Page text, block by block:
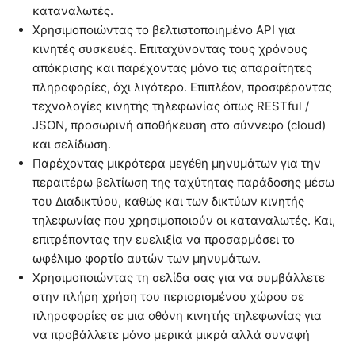
καταναλωτές.
Χρησιμοποιώντας το βελτιστοποιημένο API για
κινητές συσκευές. Επιταχύνοντας τους χρόνους
απόκρισης και παρέχοντας μόνο τις απαραίτητες
πληροφορίες, όχι λιγότερο. Επιπλέον, προσφέροντας
τεχνολογίες κινητής τηλεφωνίας όπως RESTful /
JSON, προσωρινή αποθήκευση στο σύννεφο (cloud)
και σελίδωση.
Παρέχοντας μικρότερα μεγέθη μηνυμάτων για την
περαιτέρω βελτίωση της ταχύτητας παράδοσης μέσω
του Διαδικτύου, καθώς και των δικτύων κινητής
τηλεφωνίας που χρησιμοποιούν οι καταναλωτές. Και,
επιτρέποντας την ευελιξία να προσαρμόσει το
ωφέλιμο φορτίο αυτών των μηνυμάτων.
Χρησιμοποιώντας τη σελίδα σας για να συμβάλλετε
στην πλήρη χρήση του περιορισμένου χώρου σε
πληροφορίες σε μια οθόνη κινητής τηλεφωνίας για
να προβάλλετε μόνο μερικά μικρά αλλά συναφή